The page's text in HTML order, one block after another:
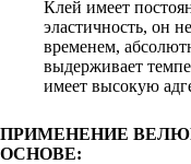
Клей имеет
эластичность, он
временем,
выдерживает
имеет высокую
ПРИМЕНЕНИЕ
ОСНОВЕ: